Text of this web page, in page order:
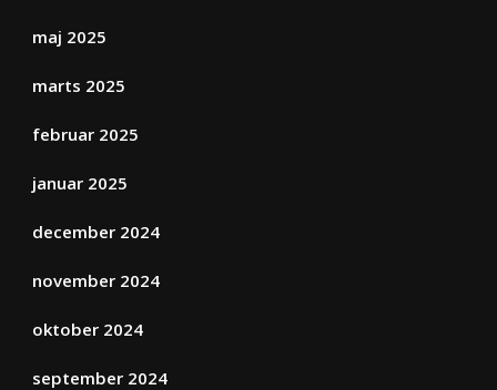
maj 2025
marts 2025
februar 2025
januar 2025
december 2024
november 2024
oktober 2024
september 2024